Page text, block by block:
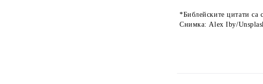
*Библейските цитати са
Снимка: Alex Iby/